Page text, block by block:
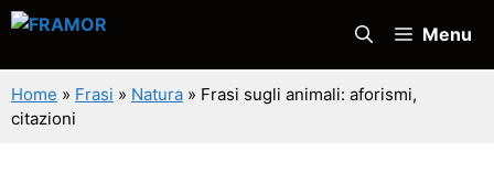
Vai
contenuto
Menu
Home » Frasi » Natura » Frasi sugli animali: aforismi,
citazioni